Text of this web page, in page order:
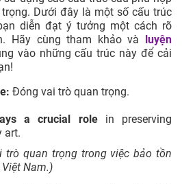
Dưới đây là một số cấu trúc
diễn đạt ý tưởng một cách rõ
Hãy cùng tham khảo và luyện
vào những cấu trúc này để cải
Đóng vai trò quan trọng.
a crucial rolein preserving
art.
trò quan trọng trong việc bảo tồn
Nam.)